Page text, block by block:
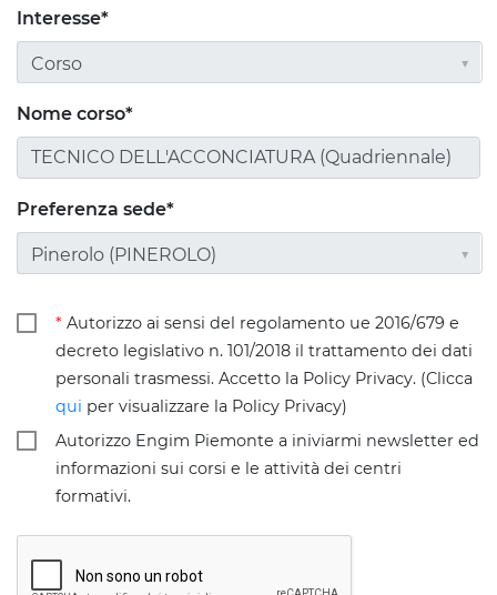
Interesse*
Corso
Nome corso*
Preferenza sede*
Pinerolo (PINEROLO)
* Autorizzo ai sensi del regolamento ue 2016/679 e
decreto legislativo n. 101/2018 il trattamento dei dati
personali trasmessi. Accetto la Policy Privacy. (Clicca
qui per visualizzare la Policy Privacy)
Autorizzo Engim Piemonte a iniviarmi newsletter ed
informazioni sui corsi e le attività dei centri
formativi.